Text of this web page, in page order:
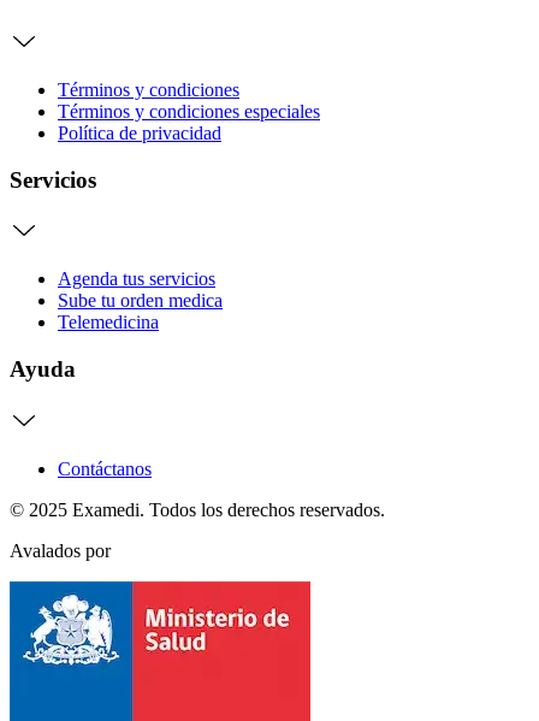
Términos y condiciones
Términos y condiciones especiales
Política de privacidad
Servicios
Agenda tus servicios
Sube tu orden medica
Telemedicina
Ayuda
Contáctanos
© 2025 Examedi. Todos los derechos reservados.
Avalados por